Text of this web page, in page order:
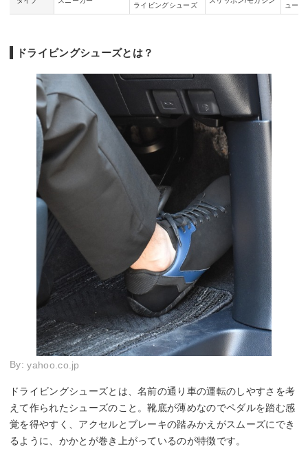
ライビングシューズ
ューズ
ドライビングシューズとは？
By:yahoo.co.jp
ドライビングシューズとは、名前の通り車の運転のしやすさを考
えて作られたシューズのこと。靴底が薄めなのでペダルを踏む感
覚を得やすく、アクセルとブレーキの踏みかえがスムーズにでき
るように、かかとが巻き上がっているのが特徴です。